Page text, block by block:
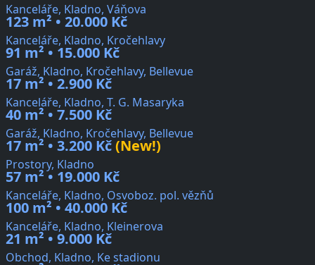
Kanceláře, Kladno, Váňova
123 m² • 20.000 Kč
Kanceláře, Kladno, Kročehlavy
91 m² • 15.000 Kč
Garáž, Kladno, Kročehlavy, Bellevue
17 m² • 2.900 Kč
Kanceláře, Kladno, T. G. Masaryka
40 m² • 7.500 Kč
Garáž, Kladno, Kročehlavy, Bellevue
17 m² • 3.200 Kč(New!)
Prostory, Kladno
57 m² • 19.000 Kč
Kanceláře, Kladno, Osvoboz. pol. vězňů
100 m² • 40.000 Kč
Kanceláře, Kladno, Kleinerova
21 m² • 9.000 Kč
Obchod, Kladno, Ke stadionu